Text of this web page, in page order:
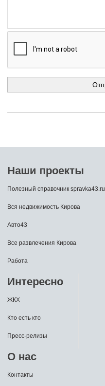
Наши проекты
Полезный справочник spravka43.ru
Вся недвижимость Кирова
Авто43
Все развлечения Кирова
Работа
Интересно
ЖКХ
Кто есть кто
Пресс-релизы
О нас
Контакты